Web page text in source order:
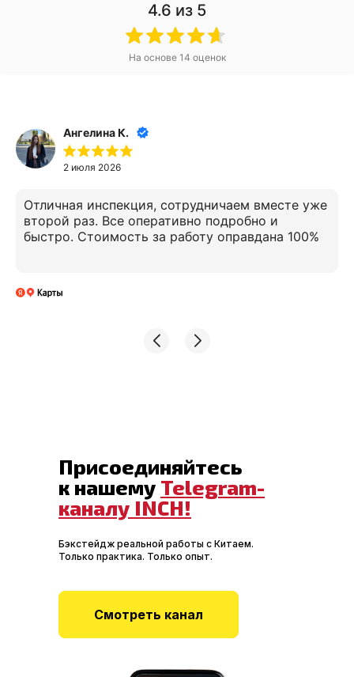
4.6 из 5
На основе 14 оценок
Ангелина К.
2 июля 2026
Отличная инспекция, сотрудничаем вместе уже
второй раз. Все оперативно подробно и
быстро. Стоимость за работу оправдана 100%
Бэкстейдж реальной работы с Китаем.
Только практика. Только опыт.
Присоединяйтесь
к нашему Telegram-
каналу INCH!
Смотреть канал